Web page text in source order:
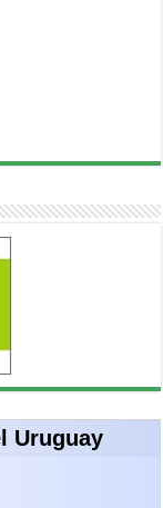
Uruguay